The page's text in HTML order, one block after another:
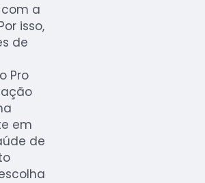
a
isso,
de
Pro
em
de